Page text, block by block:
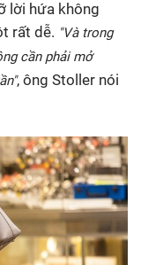
lời hứa không
rất dễ. "Và trong
cần phải mở
, ông Stoller nói